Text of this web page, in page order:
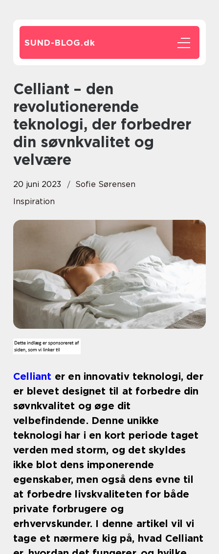
SUND-BLOG.dk
Celliant – den
revolutionerende
teknologi, der forbedrer
din søvnkvalitet og
velvære
20 juni 2023
Sofie Sørensen
Inspiration
Celliant er en innovativ teknologi, der
er blevet designet til at forbedre din
søvnkvalitet og øge dit
velbefindende. Denne unikke
teknologi har i en kort periode taget
verden med storm, og det skyldes
ikke blot dens imponerende
egenskaber, men også dens evne til
at forbedre livskvaliteten for både
private forbrugere og
erhvervskunder. I denne artikel vil vi
tage et nærmere kig på, hvad Celliant